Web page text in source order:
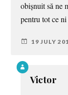
obișnuit să ne
pentru tot ce
19 JULY
Victor